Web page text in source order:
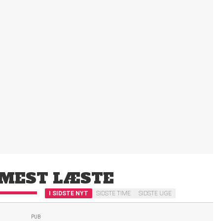
LÆSTE
I SIDSTE NYT SIDSTE TIME SIDSTE UGE